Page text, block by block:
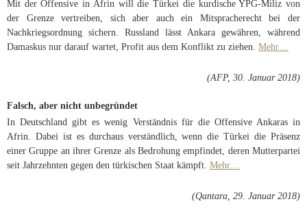
Mit der Offensive in Afrin will die Türkei die kurdische YPG-Miliz von
der Grenze vertreiben, sich aber auch ein Mitspracherecht bei der
Nachkriegsordnung sichern. Russland lässt Ankara gewähren, während
Damaskus nur darauf wartet, Profit aus dem Konflikt zu ziehen. Mehr…
(AFP, 30. Januar 2018)
Falsch, aber nicht unbegründet
In Deutschland gibt es wenig Verständnis für die Offensive Ankaras in
Afrin. Dabei ist es durchaus verständlich, wenn die Türkei die Präsenz
einer Gruppe an ihrer Grenze als Bedrohung empfindet, deren Mutterpartei
seit Jahrzehnten gegen den türkischen Staat kämpft. Mehr…
(Qantara, 29. Januar 2018)